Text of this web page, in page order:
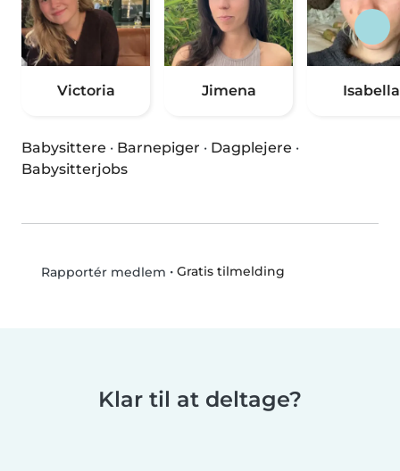
Victoria Jimena Isabella
Babysittere · Barnepiger · Dagplejere ·
Babysitterjobs
Rapportér medlem • Gratis tilmelding
Klar til at deltage?